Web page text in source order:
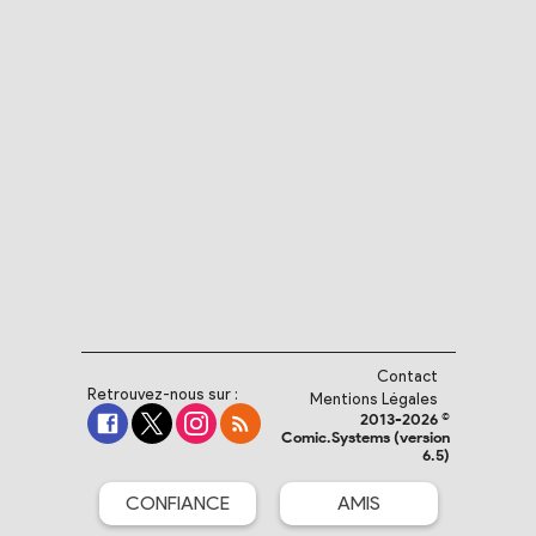
Retrouvez-nous sur :
Contact
Mentions Légales
2013-2026 ©
Comic.Systems (version
6.5)
CONFIANCE AMIS